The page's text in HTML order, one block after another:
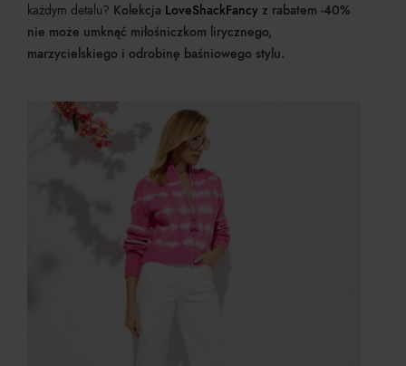
każdym detalu? Kolekcja LoveShackFancy z rabatem -40%
nie może umknąć miłośniczkom lirycznego,
marzycielskiego i odrobinę baśniowego stylu.